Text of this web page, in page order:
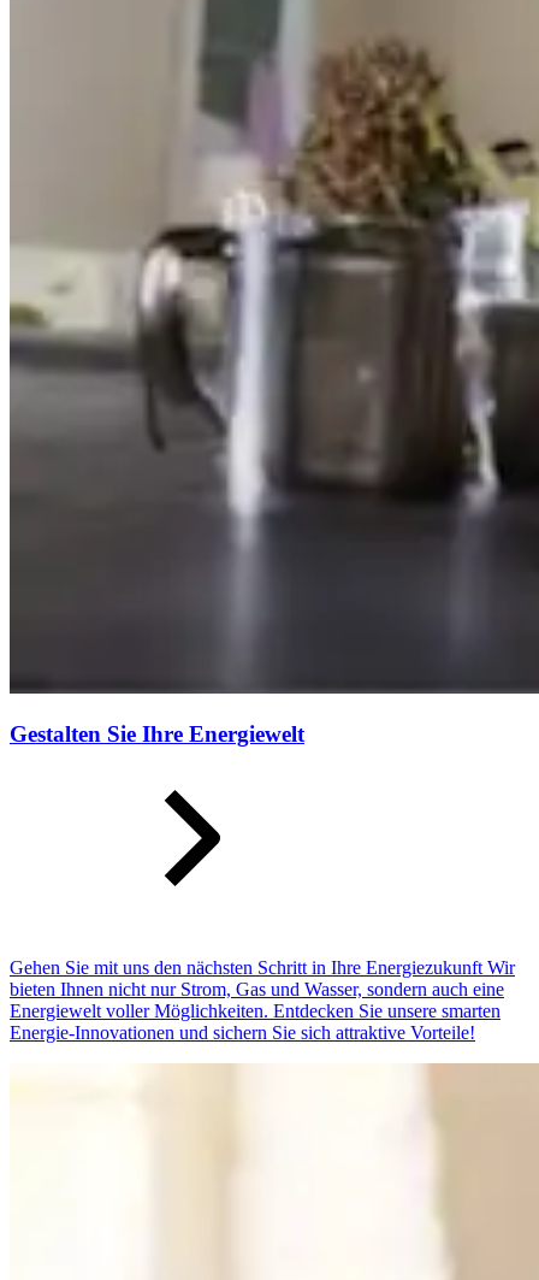
Gestalten Sie Ihre Energiewelt
Gehen Sie mit uns den nächsten Schritt in Ihre Energiezukunft Wir
bieten Ihnen nicht nur Strom, Gas und Wasser, sondern auch eine
Energiewelt voller Möglichkeiten. Entdecken Sie unsere smarten
Energie-Innovationen und sichern Sie sich attraktive Vorteile!